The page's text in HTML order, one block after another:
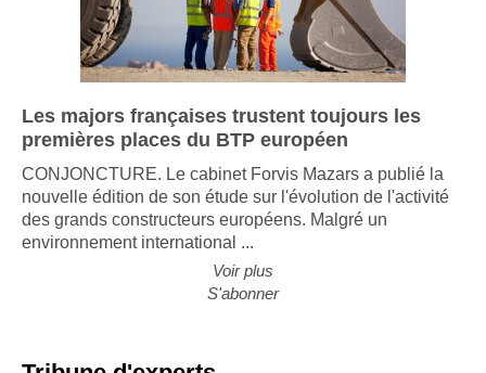
Les majors françaises trustent toujours les
premières places du BTP européen
CONJONCTURE. Le cabinet Forvis Mazars a publié la
nouvelle édition de son étude sur l'évolution de l'activité
des grands constructeurs européens. Malgré un
Voir plus